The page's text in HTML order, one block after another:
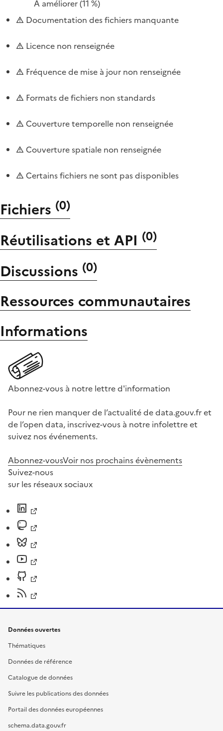
À améliorer(11 %)
Documentation des fichiers manquante
Licence non renseignée
Fréquence de mise à jour non renseignée
Formats de fichiers non standards
Couverture temporelle non renseignée
Couverture spatiale non renseignée
Certains fichiers ne sont pas disponibles
Fichiers (0)
Réutilisations et API (0)
Discussions (0)
Ressources communautaires
Informations
Abonnez-vous à notre lettre d'information
Pour ne rien manquer de l’actualité de data.gouv.fr et
de l’open data, inscrivez-vous à notre infolettre et
suivez nos événements.
Abonnez-vousVoir nos prochains évènements
Suivez-nous
sur les réseaux sociaux
Données ouvertes
Thématiques
Données de référence
Catalogue de données
Suivre les publications des données
Portail des données européennes
schema.data.gouv.fr